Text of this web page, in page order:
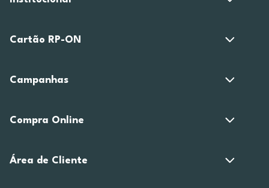
Cartão RP-ON
Campanhas
Compra Online
Área de Cliente